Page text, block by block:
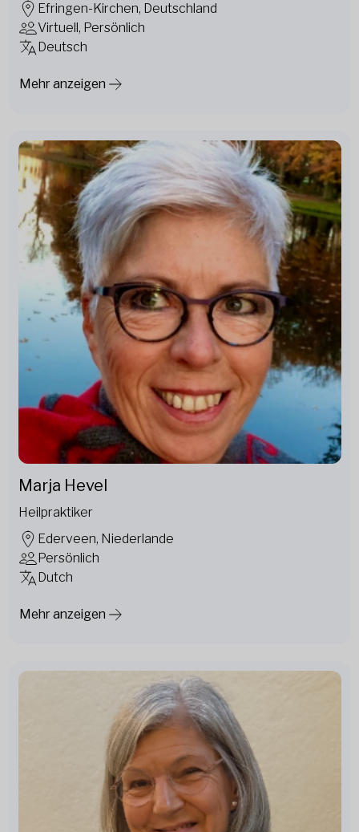
Efringen-Kirchen, Deutschland
Virtuell, Persönlich
Deutsch
Mehr anzeigen
Marja Hevel
Heilpraktiker
Ederveen, Niederlande
Persönlich
Dutch
Mehr anzeigen